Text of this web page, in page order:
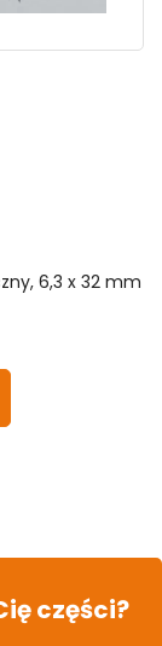
6,3 x 32 mm
części?